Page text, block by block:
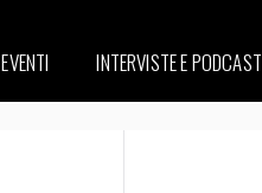
EVENTI INTERVISTE E PODCAST